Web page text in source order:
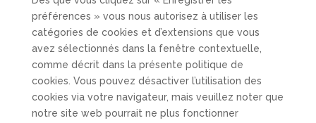
préférences » vous nous autorisez à utiliser les
catégories de cookies et d’extensions que vous
avez sélectionnés dans la fenêtre contextuelle,
comme décrit dans la présente politique de
cookies. Vous pouvez désactiver l’utilisation des
cookies via votre navigateur, mais veuillez noter que
notre site web pourrait ne plus fonctionner